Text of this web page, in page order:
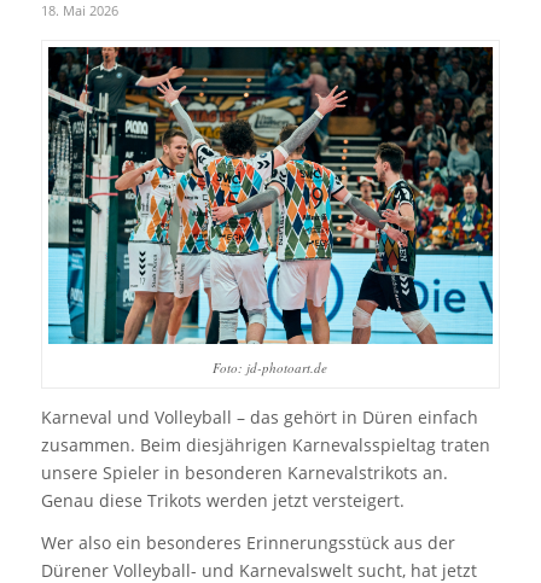
18. Mai 2026
Foto: jd-photoart.de
Karneval und Volleyball – das gehört in Düren einfach
zusammen. Beim diesjährigen Karnevalsspieltag traten
unsere Spieler in besonderen Karnevalstrikots an.
Genau diese Trikots werden jetzt versteigert.
Wer also ein besonderes Erinnerungsstück aus der
Dürener Volleyball- und Karnevalswelt sucht, hat jetzt